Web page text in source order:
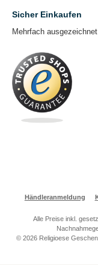
Sicher Einkaufen
Mehrfach
Händleranmeldung
Alle Preise inkl.
© 2026 Religioese